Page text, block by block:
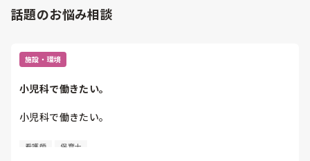
話題のお悩み相談
施設・環境
小児科で働きたい。
小児科で働きたい。
看護師 保育士